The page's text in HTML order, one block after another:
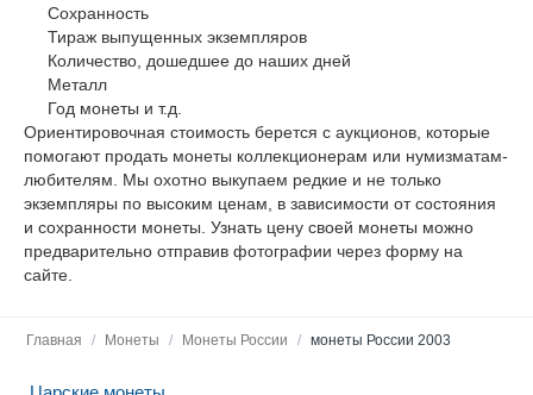
Сохранность
Тираж выпущенных экземпляров
Количество, дошедшее до наших дней
Металл
Год монеты и т.д.
Ориентировочная стоимость берется с аукционов, которые
помогают продать монеты коллекционерам или нумизматам-
любителям. Мы охотно выкупаем редкие и не только
экземпляры по высоким ценам, в зависимости от состояния
и сохранности монеты. Узнать цену своей монеты можно
предварительно отправив фотографии через форму на
сайте.
Главная / Монеты / Монеты России / монеты России 2003